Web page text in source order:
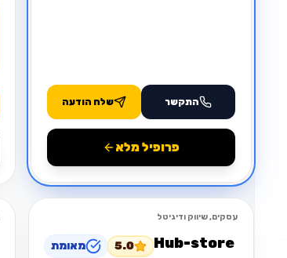
התקשר שלח הודעה
פרופיל מלא
מומלץ
עסקים, שיווק ודיגיטל
Hub-store
5.0 מאומת